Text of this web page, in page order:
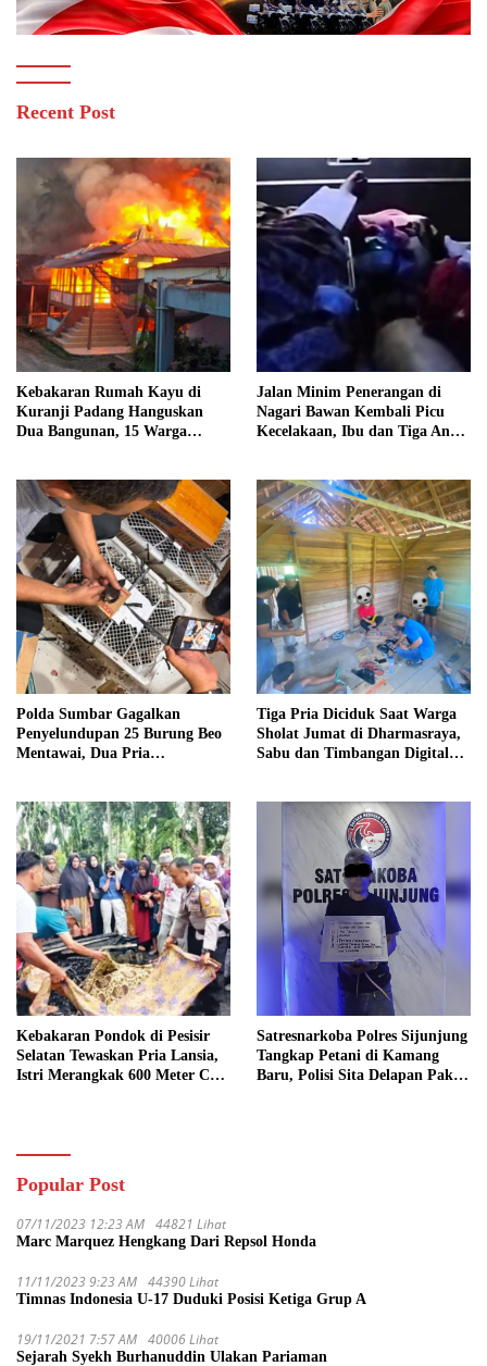
Recent Post
Kebakaran Rumah Kayu di
Kuranji Padang Hanguskan
Dua Bangunan, 15 Warga
Jalan Minim Penerangan di
Nagari Bawan Kembali Picu
Kecelakaan, Ibu dan Tiga Anak
Polda Sumbar Gagalkan
Penyelundupan 25 Burung Beo
Mentawai, Dua Pria
Tiga Pria Diciduk Saat Warga
Sholat Jumat di Dharmasraya,
Sabu dan Timbangan Digital
Kebakaran Pondok di Pesisir
Selatan Tewaskan Pria Lansia,
Istri Merangkak 600 Meter Cari
Satresnarkoba Polres Sijunjung
Tangkap Petani di Kamang
Baru, Polisi Sita Delapan Paket
Popular Post
07/11/2023 12:23 AM 44821 Lihat
Marc Marquez Hengkang Dari Repsol Honda
11/11/2023 9:23 AM 44390 Lihat
Timnas Indonesia U-17 Duduki Posisi Ketiga Grup A
19/11/2021 7:57 AM 40006 Lihat
Sejarah Syekh Burhanuddin Ulakan Pariaman